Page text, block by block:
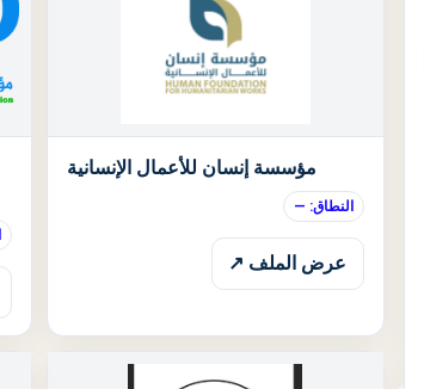
مؤسسة إنسان للأعمال الإنسانية
النطاق: —
عرض الملف ↗